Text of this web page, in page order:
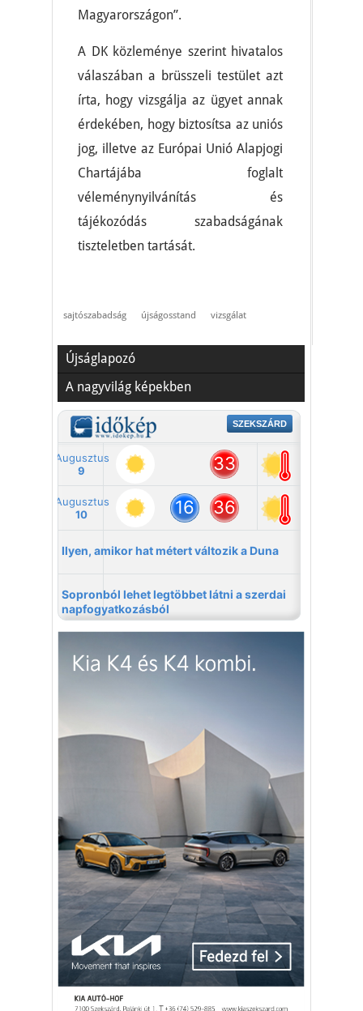
Magyarországon”.
A DK közleménye szerint hivatalos
válaszában a brüsszeli testület azt
írta, hogy vizsgálja az ügyet annak
érdekében, hogy biztosítsa az uniós
jog, illetve az Európai Unió Alapjogi
Chartájába foglalt
véleménynyilvánítás és
tájékozódás szabadságának
tiszteletben tartását.
sajtószabadság újságosstand vizsgálat
Újságlapozó
A nagyvilág képekben